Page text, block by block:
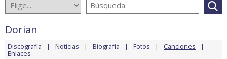
Dorian
Discografía Noticias Biografía Fotos Canciones
Enlaces